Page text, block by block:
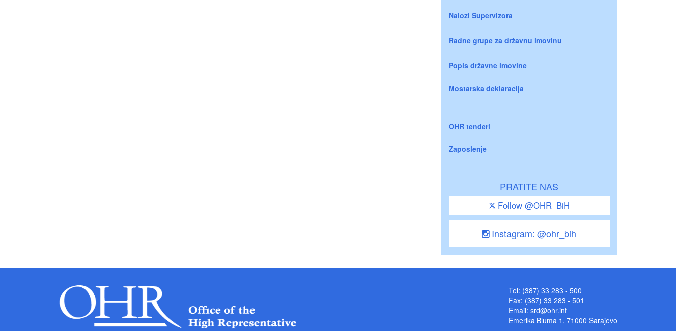
Nalozi Supervizora
Radne grupe za državnu imovinu
Popis državne imovine
Mostarska deklaracija
OHR tenderi
Zaposlenje
PRATITE NAS
Follow @OHR_BiH
Instagram: @ohr_bih
Tel: (387) 33 283 - 500
Fax: (387) 33 283 - 501
Email: srd@ohr.int
Emerika Bluma 1, 71000 Sarajevo